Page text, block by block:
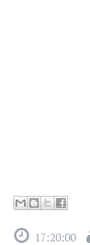
17:20:00